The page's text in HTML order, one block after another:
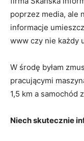
poprzez media, ale
informacje
www czy nie każdy
W środę byłam
pracującymi
1,5 km a samochód
Niech skutecznie